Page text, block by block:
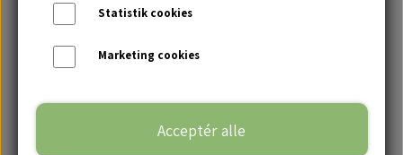
Handelsbetingelser
Statistik cookies
Marketing cookies
Acceptér alle